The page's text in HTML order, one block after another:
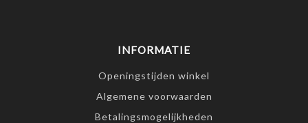
INFORMATIE
Openingstijden winkel
Algemene voorwaarden
Betalingsmogelijkheden